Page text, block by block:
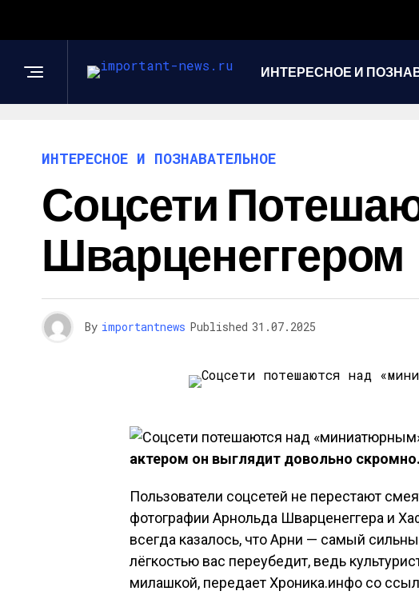
ИНТЕРЕСНОЕ И
ИНТЕРЕСНОЕ И ПОЗНАВАТЕЛЬНОЕ
Соцсети
Шварценеггером
By importantnews Published 31.07.2025
актером он выглядит довольно скромно.
Пользователи соцсетей не перестают
фотографии Арнольда Шварценеггера и
всегда казалось, что Арни — самый
лёгкостью вас переубедит, ведь
милашкой, передает Хроника.инфо со